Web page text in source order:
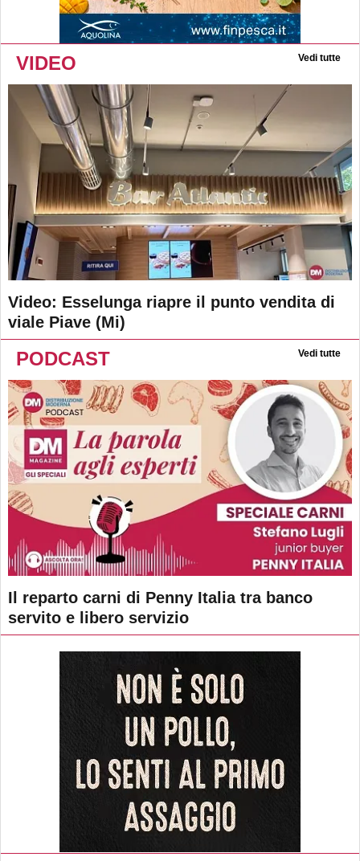
VIDEO Vedi tutte
Video: Esselunga riapre il punto vendita di
viale Piave (Mi)
PODCAST Vedi tutte
Il reparto carni di Penny Italia tra banco
servito e libero servizio